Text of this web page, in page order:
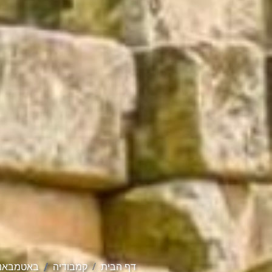
דף הבית קמבודיה